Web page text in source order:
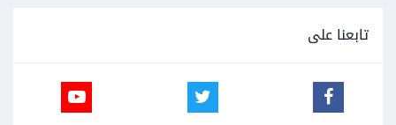
تابعنا على